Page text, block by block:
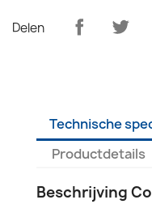
Delen
Technische
Productdetails
Beschrijving